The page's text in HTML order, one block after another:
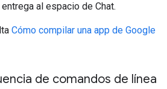
al espacio de Chat.
Cómo compilar una app de Google
de comandos de línea